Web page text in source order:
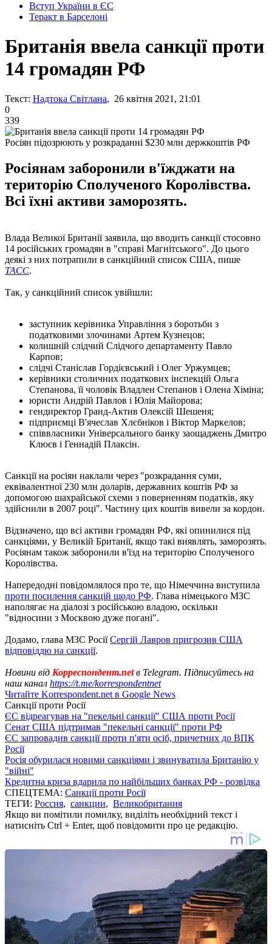
Вступ України в ЄС
Теракт в Барселоні
Британія ввела санкції проти
14 громадян РФ
Текст: Надтока Світлана, 26 квітня 2021, 21:01
0
339
Росіян підозрюють у розкраданні $230 млн держкоштів РФ
Росіянам заборонили в'їжджати на
територію Сполученого Королівства.
Всі їхні активи заморозять.
Влада Великої Британії заявила, що вводить санкції стосовно
14 російських громадян в "справі Магнітського". До цього
деякі з них потрапили в санкційний список США, пише
ТАСС.
Так, у санкційний список увійшли:
заступник керівника Управління з боротьби з
податковими злочинами Артем Кузнецов;
колишній слідчий Слідчого департаменту Павло
Карпов;
слідчі Станіслав Гордієвський і Олег Уржумцев;
керівники столичних податкових інспекцій Ольга
Степанова, її чоловік Владлен Степанов і Олена Хіміна;
юристи Андрій Павлов і Юлія Майорова;
гендиректор Гранд-Актив Олексій Шешеня;
підприємці В'ячеслав Хлєбніков і Віктор Маркелов;
співвласники Універсального банку заощаджень Дмитро
Клюєв і Геннадій Плаксін.
Санкції на росіян наклали через "розкрадання суми,
еквівалентної 230 млн доларів, державних коштів РФ за
допомогою шахрайської схеми з поверненням податків, яку
здійснили в 2007 році". Частину цих коштів вивели за кордон.
Відзначено, що всі активи громадян РФ, які опинилися під
санкціями, у Великій Британії, якщо такі виявлять, заморозять.
Росіянам також заборонили в'їзд на територію Сполученого
Королівства.
Напередодні повідомлялося про те, що Німеччина виступила
проти посилення санкцій щодо РФ. Глава німецького МЗС
наполягає на діалозі з російською владою, оскільки
"відносини з Москвою дуже погані".
Додамо, глава МЗС РосіїСергій Лавров пригрозив США
відповіддю на санкції.
Новини від Корреспондент.netв Telegram. Підписуйтесь на
наш канал https://t.me/korrespondentnet
Читайте Korrespondent.net в Google News
Санкції проти Росії
ЄС відреагував на "пекельні санкції" США проти Росії
Сенат США підтримав "пекельні санкції" проти РФ
ЄС запровадив санкції проти п'яти осіб, причетних до ВПК
Росії
Росія обурилася новими санкціями і звинуватила Британію у
"війні"
Кредитна криза вдарила по найбільших банках РФ - розвідка
СПЕЦТЕМА: Санкції проти Росії
ТЕГИ: Россия, санкции, Великобритания
Якщо ви помітили помилку, виділіть необхідний текст і
натисніть Ctrl + Enter, щоб повідомити про це редакцію.